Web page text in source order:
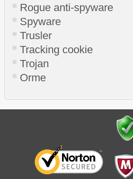
Rogue anti-spyware
Spyware
Trusler
Tracking cookie
Trojan
Orme